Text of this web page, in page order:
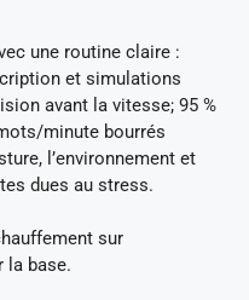
une routine claire :
et simulations
avant la vitesse; 95 %
minute bourrés
l’environnement et
dues au stress.
sur
la base.